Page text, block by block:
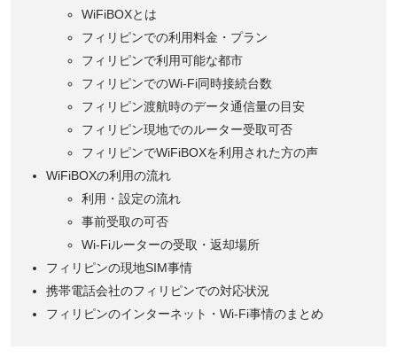
WiFiBOXとは
フィリピンでの利用料金・プラン
フィリピンで利用可能な都市
フィリピンでのWi-Fi同時接続台数
フィリピン渡航時のデータ通信量の目安
フィリピン現地でのルーター受取可否
フィリピンでWiFiBOXを利用された方の声
WiFiBOXの利用の流れ
利用・設定の流れ
事前受取の可否
Wi-Fiルーターの受取・返却場所
フィリピンの現地SIM事情
携帯電話会社のフィリピンでの対応状況
フィリピンのインターネット・Wi-Fi事情のまとめ